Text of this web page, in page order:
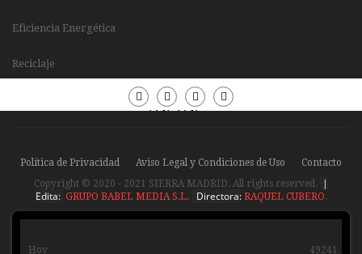
Eficiencia Energética
Reciclaje
Periódico
Periódico
Política de Privacidad Aviso Legal y Condiciones de Uso
Contacto
Copyright © 2020 - 2021 SIERRA MADRID. All rights reserved.
|
Edita: GRUPO BABEL MEDIA S.L. Directora:RAQUEL CUBERO.
Hoy 49241